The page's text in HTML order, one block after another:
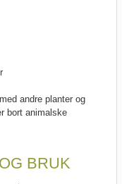
andre planter og
bort animalske
BRUK